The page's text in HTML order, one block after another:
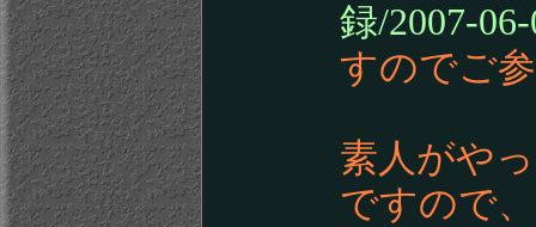
録/2007-
すのでご
素人がや
ですので